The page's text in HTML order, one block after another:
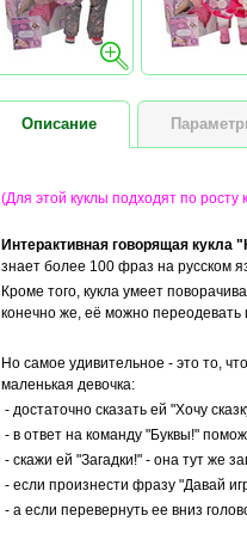
Описание
(Для этой куклы подходят по росту
Интерактивная говорящая кукла
знает более 100 фраз на русском
Кроме того, кукла умеет
конечно же, её можно
Но самое удивительное - это то,
маленькая девочка:
- достаточно сказать ей "Хочу
- в ответ на команду "Буквы!"
- скажи ей "Загадки!" - она тут же
- если произнести фразу "Давай
- а если перевернуть ее вниз